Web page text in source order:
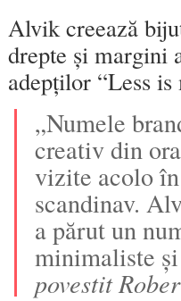
Alvik creează
drepte și margini
adepților “Less is
„Numele
creativ din
vizite acolo
scandinav.
a părut un
minimaliste
povestit